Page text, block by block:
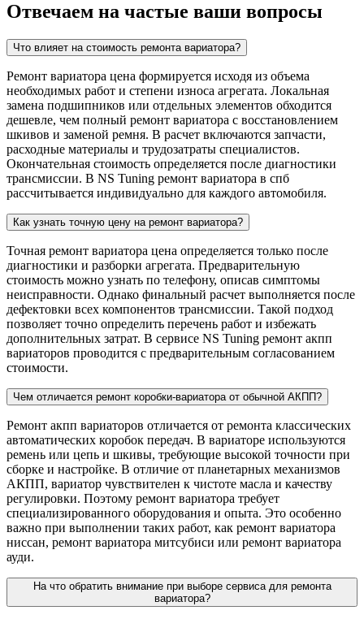
Отвечаем на частые ваши вопросы
Что влияет на стоимость ремонта вариатора?
Ремонт вариатора цена формируется исходя из объема
необходимых работ и степени износа агрегата. Локальная
замена подшипников или отдельных элементов обходится
дешевле, чем полный ремонт вариатора с восстановлением
шкивов и заменой ремня. В расчет включаются запчасти,
расходные материалы и трудозатраты специалистов.
Окончательная стоимость определяется после диагностики
трансмиссии. В NS Tuning ремонт вариатора в спб
рассчитывается индивидуально для каждого автомобиля.
Как узнать точную цену на ремонт вариатора?
Точная ремонт вариатора цена определяется только после
диагностики и разборки агрегата. Предварительную
стоимость можно узнать по телефону, описав симптомы
неисправности. Однако финальный расчет выполняется после
дефектовки всех компонентов трансмиссии. Такой подход
позволяет точно определить перечень работ и избежать
дополнительных затрат. В сервисе NS Tuning ремонт акпп
вариаторов проводится с предварительным согласованием
стоимости.
Чем отличается ремонт коробки-вариатора от обычной АКПП?
Ремонт акпп вариаторов отличается от ремонта классических
автоматических коробок передач. В вариаторе используются
ремень или цепь и шкивы, требующие высокой точности при
сборке и настройке. В отличие от планетарных механизмов
АКПП, вариатор чувствителен к чистоте масла и качеству
регулировки. Поэтому ремонт вариатора требует
специализированного оборудования и опыта. Это особенно
важно при выполнении таких работ, как ремонт вариатора
ниссан, ремонт вариатора митсубиси или ремонт вариатора
ауди.
На что обратить внимание при выборе сервиса для ремонта
вариатора?